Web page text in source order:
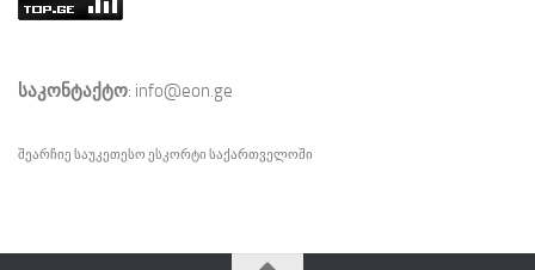
საკონტაქტო: info@eon.ge
შეარჩიე საუკეთესო ესკორტი საქართველოში